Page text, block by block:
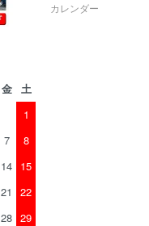
カレンダー
金
土
1
7
8
14 15
21
22
28 29